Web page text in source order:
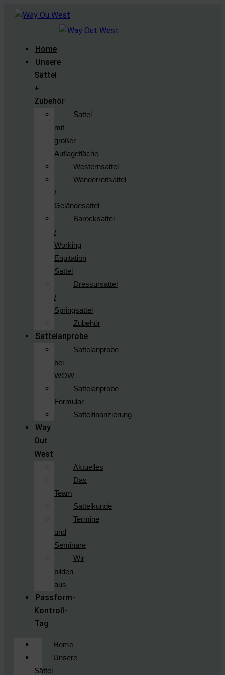
Home
Unsere
Sättel
+
Zubehör
Sattel
mit
großer
Auflagefläche
Westernsattel
Wanderreitsattel
/
Geländesattel
Barocksattel
/
Working
Equitation
Sattel
Dressursattel
/
Springsattel
Zubehör
Sattelanprobe
Sattelanprobe
bei
WOW
Sattelanprobe
Formular
Sattelfinanzierung
Way
Out
West
Aktuelles
Das
Team
Sattelkunde
Termine
und
Seminare
Wir
bilden
aus
Passform-
Kontroll-
Tag
Home
Unsere
Sättel